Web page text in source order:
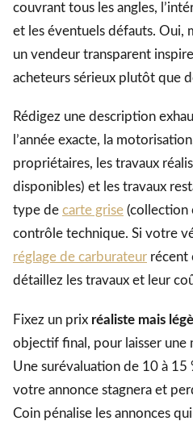
couvrant tous les angles,
et les éventuels défauts. Oui,
un vendeur transparent
acheteurs sérieux plutôt que
Rédigez une description
l’année exacte, la
propriétaires, les travaux
disponibles) et les travaux
type de carte grise (collection
contrôle technique. Si votre
réglage de carburateur récent
détaillez les travaux et leur
Fixez un prix réaliste mais
objectif final, pour laisser une
Une surévaluation de 10 à 15
votre annonce stagnera et
Coin pénalise les annonces